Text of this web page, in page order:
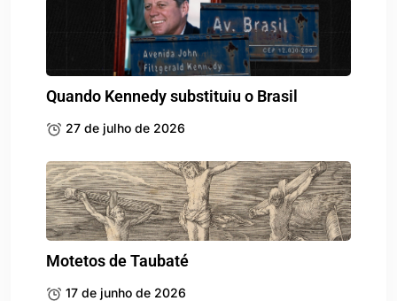
Quando Kennedy substituiu o Brasil
27 de julho de 2026
Motetos de Taubaté
17 de junho de 2026